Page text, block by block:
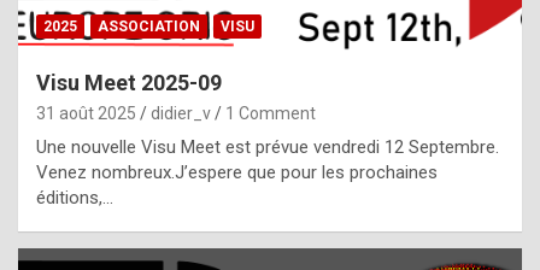
g
h
t
f
2025 ASSOCIATION VISU
Visu Meet 2025-09
31 août 2025 didier_v 1 Comment
Une nouvelle Visu Meet est prévue vendredi 12 Septembre.
Venez nombreux.J’espere que pour les prochaines
éditions,…